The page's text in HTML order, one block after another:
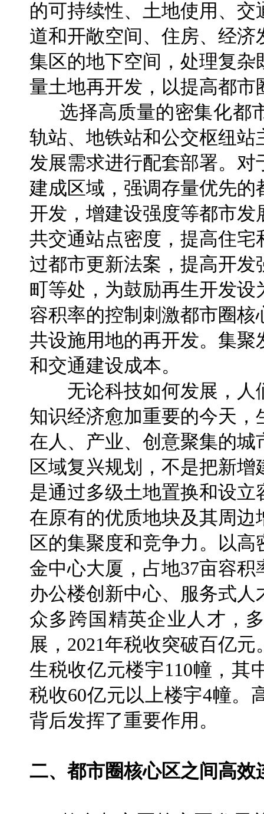
的可持续性、土地使用、
道和开敞空间、住房、经
集区的地下空间，处理复
量土地再开发，以提高都
选择高质量的密集化都
轨站、地铁站和公交枢纽
发展需求进行配套部署。
建成区域，强调存量优先
开发，增建设强度等都市
共交通站点密度，提高住
过都市更新法案，提高开
町等处，为鼓励再生开发
容积率的控制刺激都市圈
共设施用地的再开发。集
和交通建设成本。
无论科技如何发展，人
知识经济愈加重要的今天
在人、产业、创意聚集的
区域复兴规划，不是把新
是通过多级土地置换和设
在原有的优质地块及其周
区的集聚度和竞争力。以
金中心大厦，占地37亩容
办公楼创新中心、服务式
众多跨国精英企业人才，
展，2021年税收突破百亿
生税收亿元楼宇110幢，其
税收60亿元以上楼宇4幢。
背后发挥了重要作用。
二、都市圈核心区之间高